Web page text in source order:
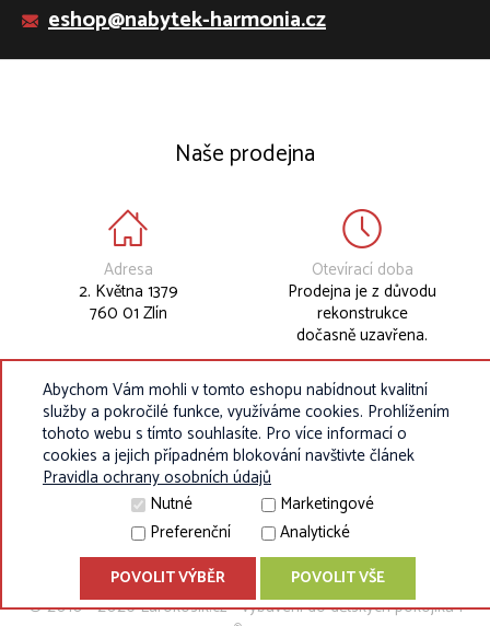
eshop@nabytek-harmonia.cz
Naše prodejna
Adresa
2. Května 1379
760 01 Zlín
Otevírací doba
Prodejna je z důvodu
rekonstrukce
dočasně uzavřena.
© 2010 - 2026 Eurokosik.cz - vybavení do dětských pokojíků |
Abychom Vám mohli v tomto eshopu nabídnout kvalitní
služby a pokročilé funkce, využíváme cookies. Prohlížením
tohoto webu s tímto souhlasíte. Pro více informací o
cookies a jejich případném blokování navštivte článek
Pravidla ochrany osobních údajů
Nutné
Marketingové
Preferenční
Analytické
POVOLIT VÝBĚR POVOLIT VŠE